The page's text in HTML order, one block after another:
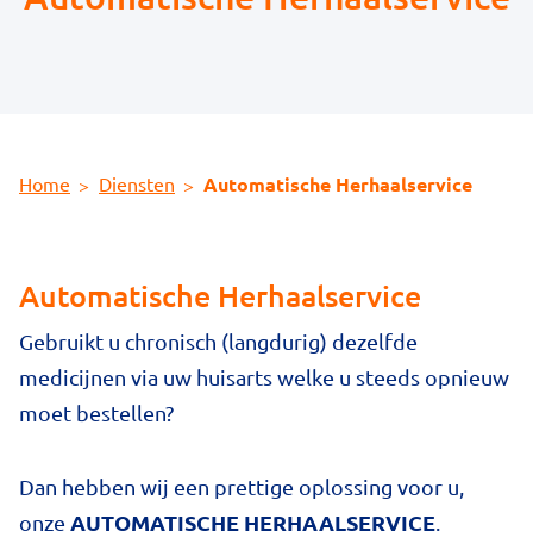
Home Diensten Automatische Herhaalservice
Automatische Herhaalservice
Gebruikt u chronisch (langdurig) dezelfde
medicijnen via uw huisarts welke u steeds opnieuw
moet bestellen?
Dan hebben wij een prettige oplossing voor u,
onze AUTOMATISCHE HERHAALSERVICE.